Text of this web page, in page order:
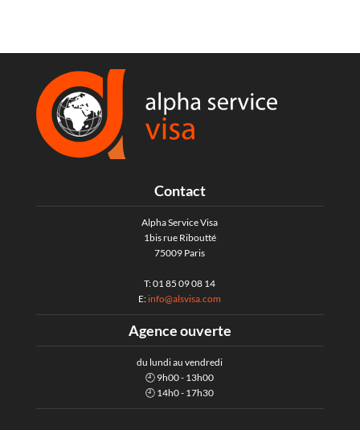
Contact
Alpha Service Visa
1bis rue Riboutté
75009 Paris
T: 01 85 09 08 14
E: info@alsvisa.com
Agence ouverte
du lundi au vendredi
🕘 9h00 - 13h00
🕘 14h0 - 17h30